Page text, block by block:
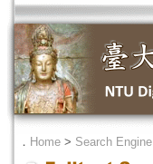
． Home > Search Engine